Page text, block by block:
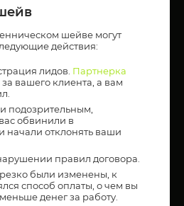
шейве могут
действия:
лидов. Партнерка
вашего клиента, а вам
подозрительным,
обвинили в
начали отклонять ваши
правил договора.
были изменены, к
способ оплаты, о чем вы
денег за работу.